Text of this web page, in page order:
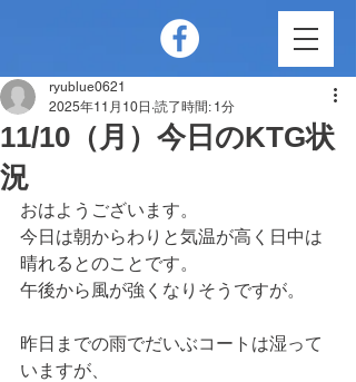
11/10（月）今日のKTG状
況
ryublue0621
2025年11月10日 読了時間: 1分
おはようございます。
今日は朝からわりと気温が高く日中は
晴れるとのことです。
午後から風が強くなりそうですが。
昨日までの雨でだいぶコートは湿って
いますが、